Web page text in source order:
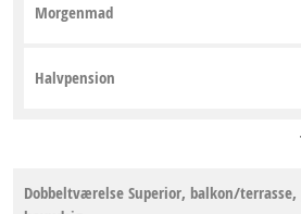
Morgenmad
Halvpension
Dobbeltværelse Superior, balkon/